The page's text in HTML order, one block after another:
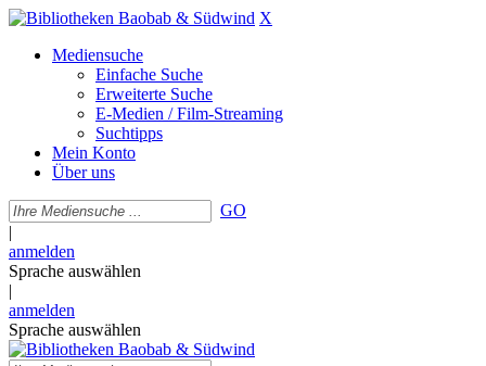
X
Mediensuche
Einfache Suche
Erweiterte Suche
E-Medien / Film-Streaming
Suchtipps
Mein Konto
Über uns
GO
|
anmelden
Sprache auswählen
|
anmelden
Sprache auswählen